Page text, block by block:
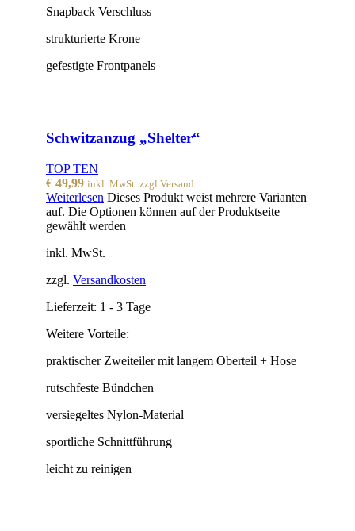
Snapback Verschluss
strukturierte Krone
gefestigte Frontpanels
Schwitzanzug „Shelter“
TOP TEN
€ 49,99 inkl. MwSt. zzgl Versand
Weiterlesen Dieses Produkt weist mehrere Varianten
auf. Die Optionen können auf der Produktseite
gewählt werden
inkl. MwSt.
zzgl. Versandkosten
Lieferzeit: 1 - 3 Tage
Weitere Vorteile:
praktischer Zweiteiler mit langem Oberteil + Hose
rutschfeste Bündchen
versiegeltes Nylon-Material
sportliche Schnittführung
leicht zu reinigen